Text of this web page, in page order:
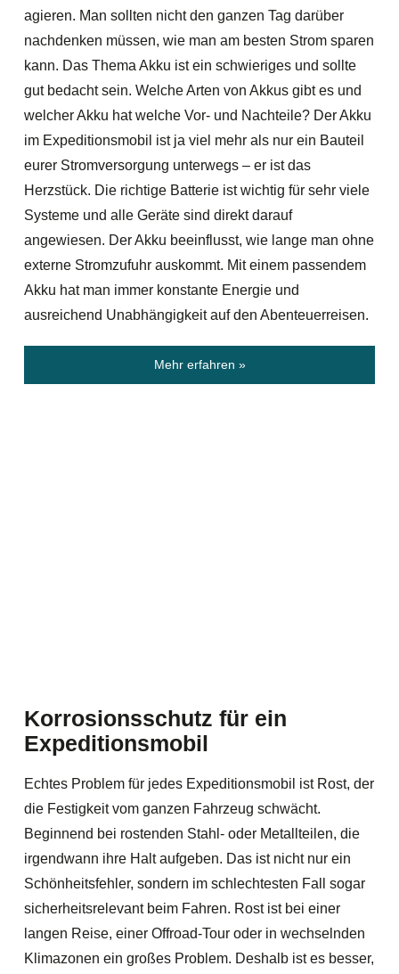
agieren. Man sollten nicht den ganzen Tag darüber
nachdenken müssen, wie man am besten Strom sparen
kann. Das Thema Akku ist ein schwieriges und sollte
gut bedacht sein. Welche Arten von Akkus gibt es und
welcher Akku hat welche Vor- und Nachteile? Der Akku
im Expeditionsmobil ist ja viel mehr als nur ein Bauteil
eurer Stromversorgung unterwegs – er ist das
Herzstück. Die richtige Batterie ist wichtig für sehr viele
Systeme und alle Geräte sind direkt darauf
angewiesen. Der Akku beeinflusst, wie lange man ohne
externe Stromzufuhr auskommt. Mit einem passendem
Akku hat man immer konstante Energie und
ausreichend Unabhängigkeit auf den Abenteuerreisen.
Mehr erfahren »
Korrosionsschutz für ein
Expeditionsmobil
Echtes Problem für jedes Expeditionsmobil ist Rost, der
die Festigkeit vom ganzen Fahrzeug schwächt.
Beginnend bei rostenden Stahl- oder Metallteilen, die
irgendwann ihre Halt aufgeben. Das ist nicht nur ein
Schönheitsfehler, sondern im schlechtesten Fall sogar
sicherheitsrelevant beim Fahren. Rost ist bei einer
langen Reise, einer Offroad-Tour oder in wechselnden
Klimazonen ein großes Problem. Deshalb ist es besser,